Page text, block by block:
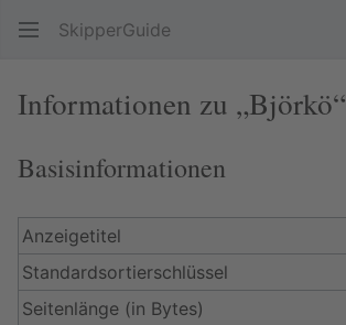
SkipperGuide
Informationen zu „Björkö“
Basisinformationen
Anzeigetitel
Standardsortierschlüssel
Seitenlänge (in Bytes)